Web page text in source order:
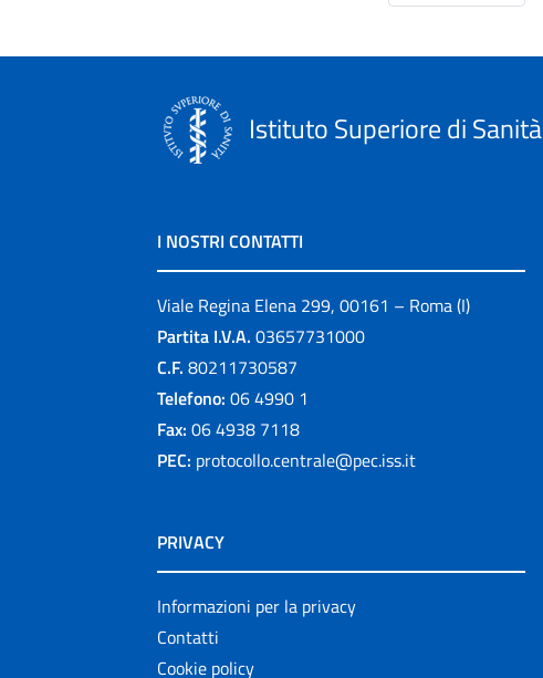
Istituto Superiore di Sanità
I NOSTRI CONTATTI
Viale Regina Elena 299, 00161 – Roma (I)
Partita I.V.A. 03657731000
C.F. 80211730587
Telefono: 06 4990 1
Fax: 06 4938 7118
PEC: protocollo.centrale@pec.iss.it
PRIVACY
Informazioni per la privacy
Contatti
Cookie policy